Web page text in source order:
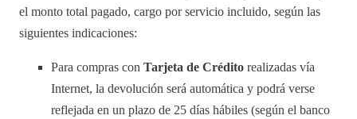
el monto total pagado, cargo por servicio incluido, según las
siguientes indicaciones:
Para compras con Tarjeta de Crédito realizadas vía
Internet, la devolución será automática y podrá verse
reflejada en un plazo de 25 días hábiles (según el banco